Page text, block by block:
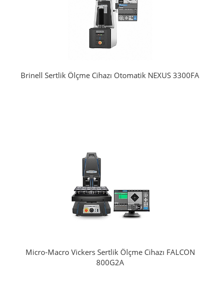
Brinell Sertlik Ölçme Cihazı Otomatik NEXUS 3300FA
Micro-Macro Vickers Sertlik Ölçme Cihazı FALCON
800G2A